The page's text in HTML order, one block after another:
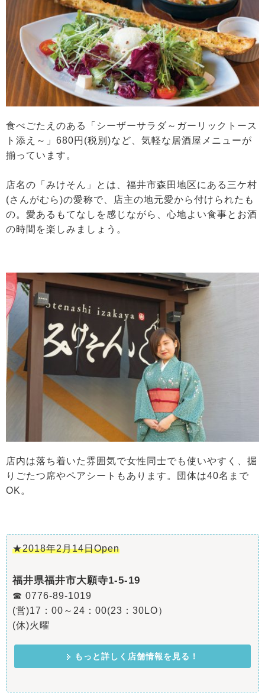
食べごたえのある「シーザーサラダ～ガーリックトース
ト添え～」680円(税別)など、気軽な居酒屋メニューが
揃っています。
店名の「みけそん」とは、福井市森田地区にある三ケ村
(さんがむら)の愛称で、店主の地元愛から付けられたも
の。愛あるもてなしを感じながら、心地よい食事とお酒
の時間を楽しみましょう。
店内は落ち着いた雰囲気で女性同士でも使いやすく、掘
りごたつ席やペアシートもあります。団体は40名まで
OK。
★2018年2月14日Open
福井県福井市大願寺1-5-19
☎ 0776-89-1019
(営)17：00～24：00(23：30LO）
(休)火曜
もっと詳しく店舗情報を見る！